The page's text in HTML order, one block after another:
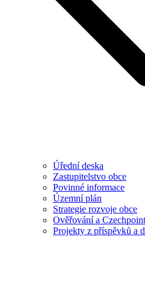
Úřední deska
Zastupitelstvo obce
Povinné informace
Územní plán
Strategie rozvoje obce
Ověřování a Czechpoint
Projekty z příspěvků a